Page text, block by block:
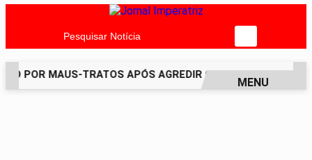
Pesquisar Notícia
POR MAUS-TRATOS APÓS AGREDIR GRAVEMENTE
MENU